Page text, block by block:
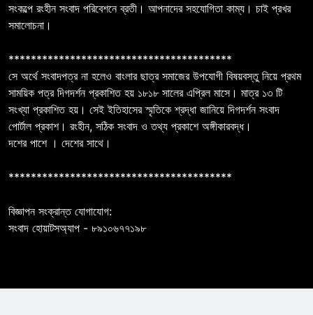
সংকল্পে রংহীন সংবাদ পরিবেশনে ব্রতী। আপনাদের সহযোগিতা কাম্য। চাই প্রখর
সমালোচনা।
****************************************
সে অর্থে সংবাদপত্র না হলেও বাংলার ছাত্র সমাজের উপযোগী বিষয়বস্তু নিয়ে প্রথম
সাময়িক পত্র দিগদর্শন প্রকাশিত হয় ১৮১৮ সালের এপ্রিল মাসে। মাত্র ১৩ টি
সংখ্যা প্রকাশিত হয়। সেই ইতিহাসের স্মৃতিকে শ্রদ্ধা জানিয়ে দিগদর্শন সংবাদ
পোর্টাল প্রকাশ। রংহীন, সঠিক সংবাদ ও তথ্য প্রকাশে অঙ্গীকারবদ্ধ।
দশের পাশে । দেশের সাথে।
****************************************
বিজ্ঞাপন সংক্রান্ত যোগাযোগ:
সংবাদ হোয়াটসঅ্যাপ - ৮৯১০৬৭৭১৯৮